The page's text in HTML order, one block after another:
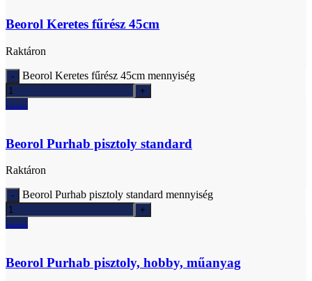
Beorol Keretes fűrész 45cm
Raktáron
Beorol Keretes fűrész 45cm mennyiség
Ajánlatkérés
Beorol Purhab pisztoly standard
Raktáron
Beorol Purhab pisztoly standard mennyiség
Ajánlatkérés
Beorol Purhab pisztoly, hobby, műanyag